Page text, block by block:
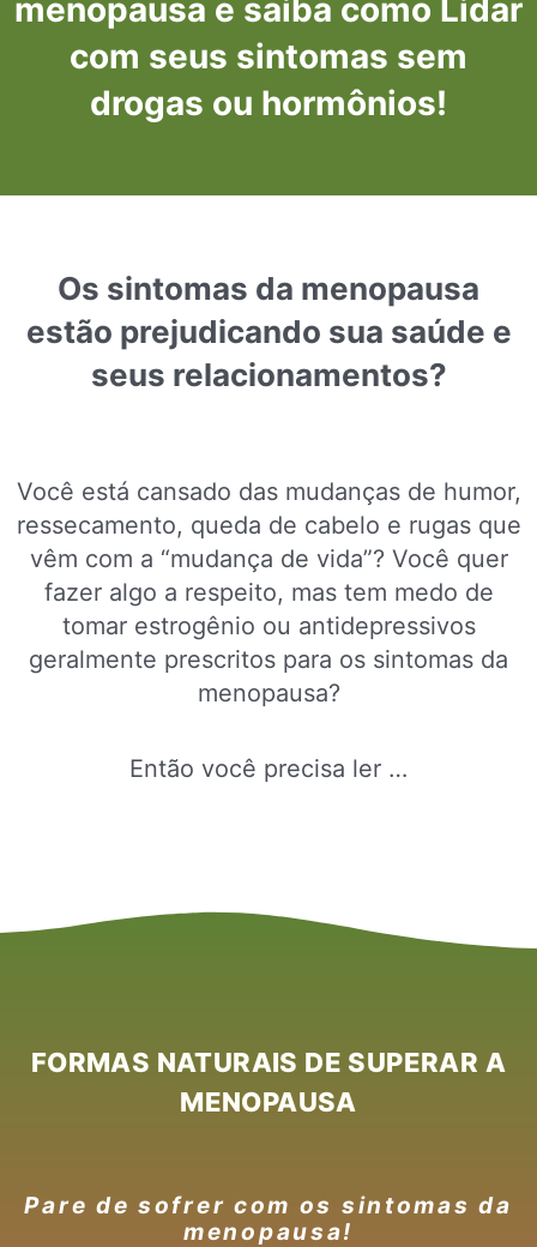
menopausa e saiba como Lidar
com seus sintomas sem
drogas ou hormônios!
Os sintomas da menopausa
estão prejudicando sua saúde e
seus relacionamentos?
Você está cansado das mudanças de humor,
ressecamento, queda de cabelo e rugas que
vêm com a “mudança de vida”? Você quer
fazer algo a respeito, mas tem medo de
tomar estrogênio ou antidepressivos
geralmente prescritos para os sintomas da
menopausa?
Então você precisa ler …
FORMAS NATURAIS DE SUPERAR A
MENOPAUSA
Pare de sofrer com os sintomas da
menopausa!